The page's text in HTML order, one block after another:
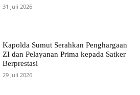
31 Juli 2026
Kapolda Sumut Serahkan Penghargaan
ZI dan Pelayanan Prima kepada Satker
Berprestasi
29 Juli 2026